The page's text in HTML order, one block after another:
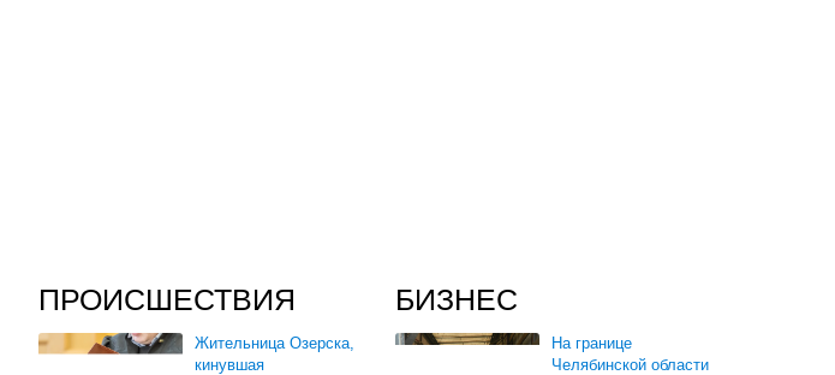
ПРОИСШЕСТВИЯ
Жительница Озерска,
кинувшая
БИЗНЕС
На границе
Челябинской области